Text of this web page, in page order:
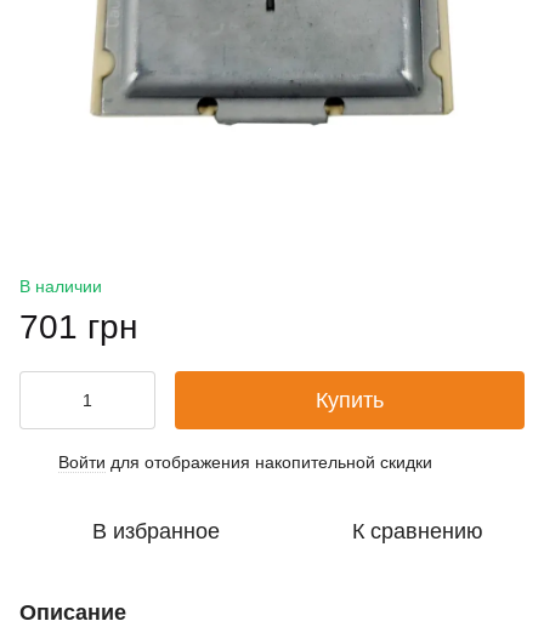
В наличии
701 грн
Купить
Войти для отображения накопительной скидки
В избранное К сравнению
Описание